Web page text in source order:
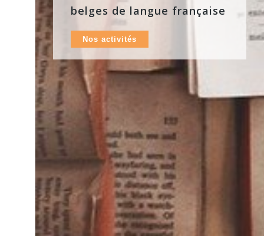
belges de langue française
Nos activités